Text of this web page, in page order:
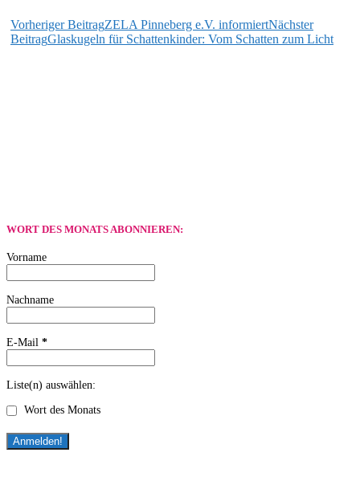
Beitragsnavigation
Vorheriger BeitragZELA Pinneberg e.V. informiertNächster
BeitragGlaskugeln für Schattenkinder: Vom Schatten zum Licht
WORT DES MONATS ABONNIEREN:
Vorname
Nachname
E-Mail *
Liste(n) auswählen:
Wort des Monats